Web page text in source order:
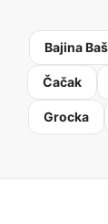
Bajina
Čačak
Grocka